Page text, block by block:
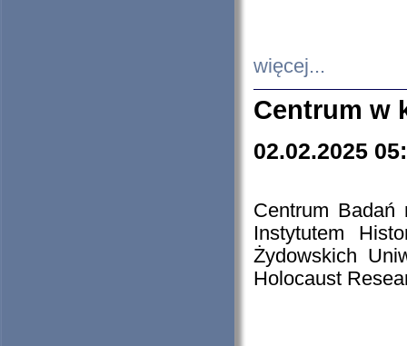
więcej...
Centrum w
02.02.2025
Centrum Badań
Instytutem
Żydowskich
Holocaust